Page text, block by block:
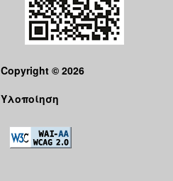
Copyright © 2026
Υλοποίηση